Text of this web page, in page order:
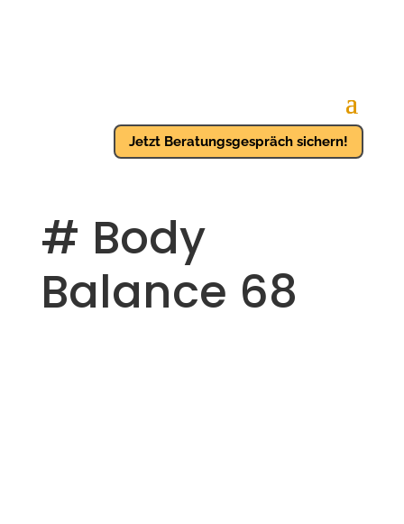
Jetzt Beratungsgespräch sichern!
# Body
Balance 68